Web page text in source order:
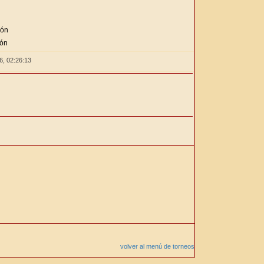
02:26:13
volver al menú de torneos